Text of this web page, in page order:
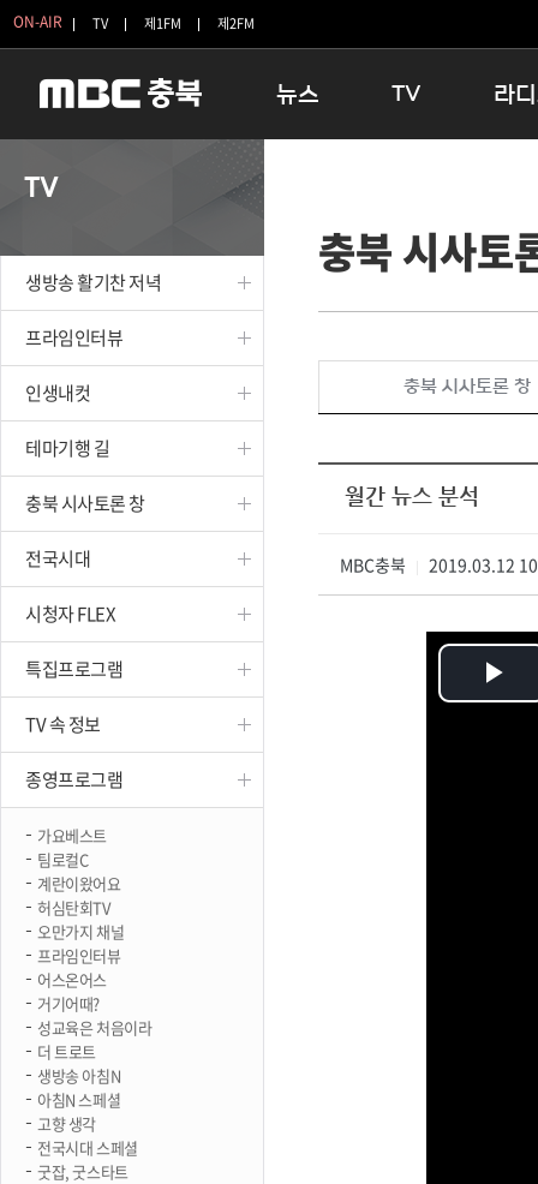
ON-AIR TV 제1FM 제2FM
뉴스
보은
옥천
TV
인생내컷
테마기행 길
시청자 FLEX
특집프로그램
종영프로그램
라
16:00
우리 고
TV
생방송 활기찬 저녁
프라임인터뷰
인생내컷
테마기행 길
충북 시사토론 창
전국시대
시청자 FLEX
특집프로그램
TV 속 정보
종영프로그램
가요베스트
팀로컬C
계란이왔어요
허심탄회TV
오만가지 채널
프라임인터뷰
어스온어스
거기어때?
성교육은 처음이라
더 트로트
생방송 아침N
아침N 스페셜
고향 생각
전국시대 스페셜
굿잡, 굿스타트
충북 시사토
충북 시사토론 창
월간 뉴스 분석
MBC충북 2019.03.12